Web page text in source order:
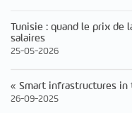
Tunisie : quand le prix de
salaires
25-05-2026
« Smart infrastructures in
26-09-2025